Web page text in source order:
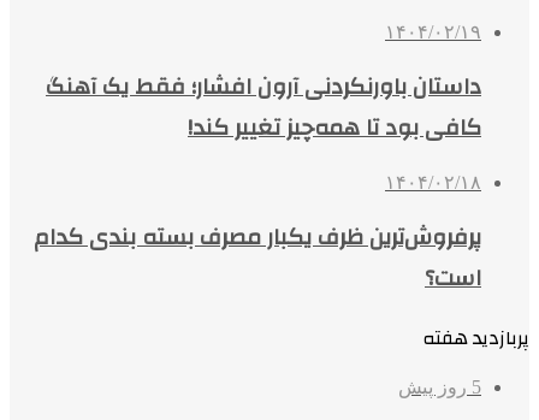
۱۴۰۴/۰۲/۱۹
داستان باورنکردنی آرون افشار؛ فقط یک آهنگ
کافی بود تا همه‌چیز تغییر کند!
۱۴۰۴/۰۲/۱۸
پرفروش‌ترین ظرف یکبار مصرف بسته بندی کدام
است؟
پربازدید هفته
5 روز پیش